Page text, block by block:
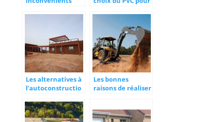
Les alternatives à
l’autoconstructio
Les bonnes
raisons de réaliser